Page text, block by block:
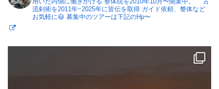
流剣術を2011年~2025年に皆伝を取得 ガイド依頼、整体など
お気軽に😃 募集中のツアーは下記のHp〜